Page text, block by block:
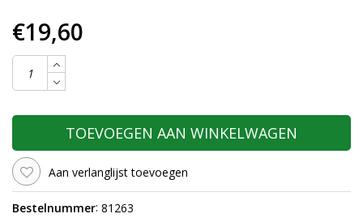
€19,60
TOEVOEGEN AAN WINKELWAGEN
Aan verlanglijst toevoegen
Bestelnummer: 81263